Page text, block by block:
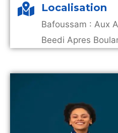
Localisation
Bafoussam : Aux
Beedi Apres